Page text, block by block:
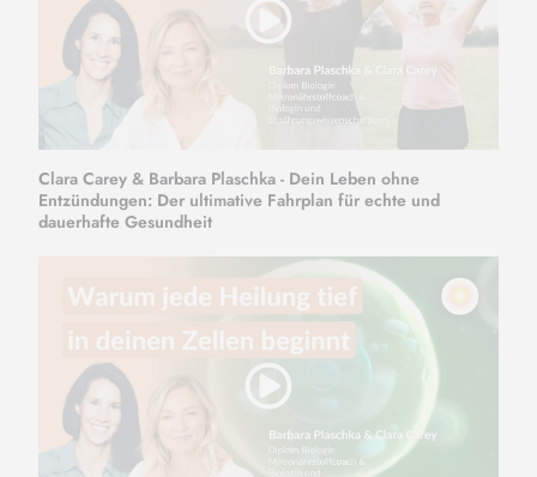
Clara Carey & Barbara Plaschka - Dein Leben ohne
Entzündungen: Der ultimative Fahrplan für echte und
dauerhafte Gesundheit